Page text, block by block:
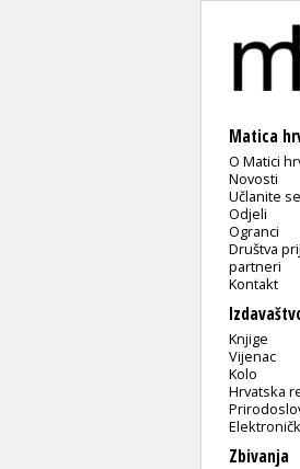
Matica
O Matici
Novosti
Učlanite se
Odjeli
Ogranci
Društva
partneri
Kontakt
Knjige
Vijenac
Kolo
Hrvatska
Zbivanja